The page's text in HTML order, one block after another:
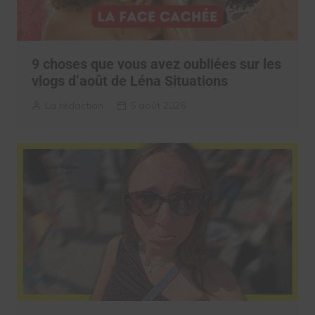
9 choses que vous avez oubliées sur les
vlogs d’août de Léna Situations